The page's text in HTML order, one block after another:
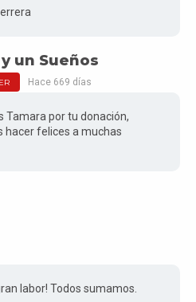
un Sueños
Hace 669 días
Tamara por tu donación,
hacer felices a muchas
labor! Todos sumamos.